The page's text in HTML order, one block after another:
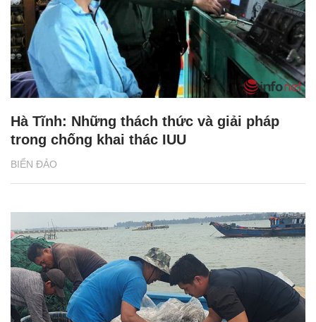
BIỂN ĐẢO
Hà Tĩnh: Những thách thức và giải pháp
trong chống khai thác IUU